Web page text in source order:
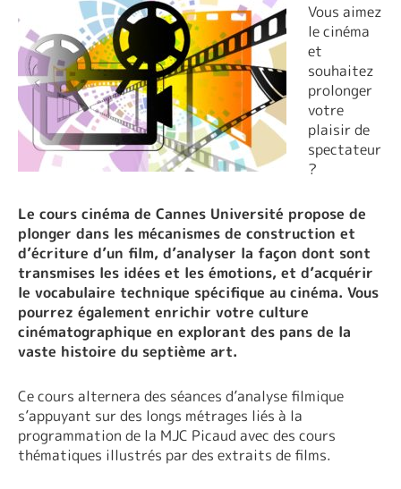
Vous aimez
le cinéma
et
souhaitez
prolonger
votre
plaisir de
spectateur
?
Le cours cinéma de Cannes Université propose de
plonger dans les mécanismes de construction et
d’écriture d’un film, d’analyser la façon dont sont
transmises les idées et les émotions, et d’acquérir
le vocabulaire technique spécifique au cinéma. Vous
pourrez également enrichir votre culture
cinématographique en explorant des pans de la
vaste histoire du septième art.
Ce cours alternera des séances d’analyse filmique
s’appuyant sur des longs métrages liés à la
programmation de la MJC Picaud avec des cours
thématiques illustrés par des extraits de films.